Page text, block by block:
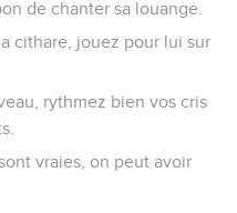
de chanter sa louange.
cithare, jouez pour lui sur
rythmez bien vos cris
vraies, on peut avoir